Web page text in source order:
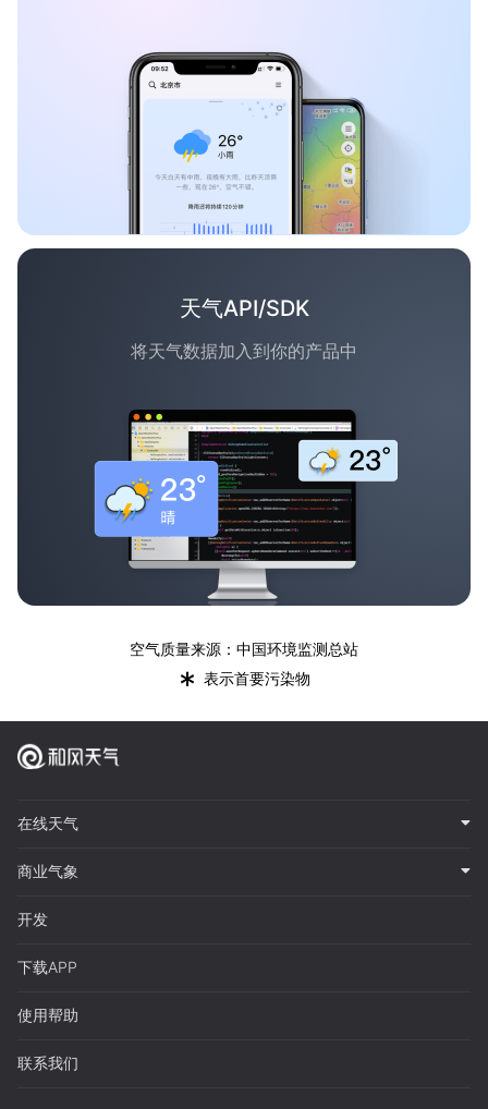
天气API/SDK
将天气数据加入到你的产品中
空气质量来源：中国环境监测总站
* 表示首要污染物
在线天气
商业气象
开发
下载APP
使用帮助
联系我们